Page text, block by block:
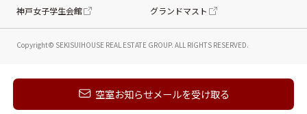
新着メールを受け取る
空室お知らせメールを受け取る
Copyright© SEKISUIHOUSE REAL ESTATE GROUP. ALL RIGHTS RESERVED.
神戸女子学生会館
グランドマスト